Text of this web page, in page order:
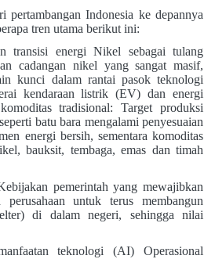
pertambangan Indonesia ke depannya
tren utama berikut ini:
transisi energi Nikel sebagai tulang
cadangan nikel yang sangat masif,
kunci dalam rantai pasok teknologi
kendaraan listrik (EV) dan energi
tradisional: Target produksi
batu bara mengalami penyesuaian
energi bersih, sementara komoditas
bauksit, tembaga, emas dan timah
pemerintah yang mewajibkan
untuk terus membangun
di dalam negeri, sehingga nilai
teknologi (AI) Operasional